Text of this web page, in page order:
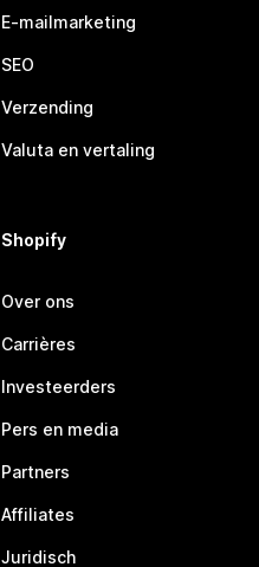
E-mailmarketing
SEO
Verzending
Valuta en vertaling
Shopify
Over ons
Carrières
Investeerders
Pers en media
Partners
Affiliates
Juridisch